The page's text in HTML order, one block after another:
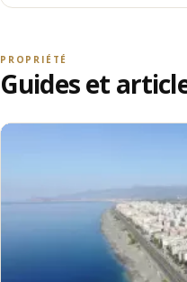
PROPRIÉTÉ
Guides et